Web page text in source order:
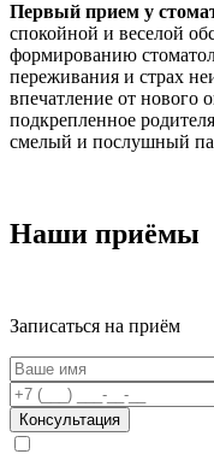
Первый прием у
спокойной и веселой
формированию
переживания и страх
впечатление от нового
подкрепленное
смелый и послушный
Наши приёмы
Записаться на приём
Консультация